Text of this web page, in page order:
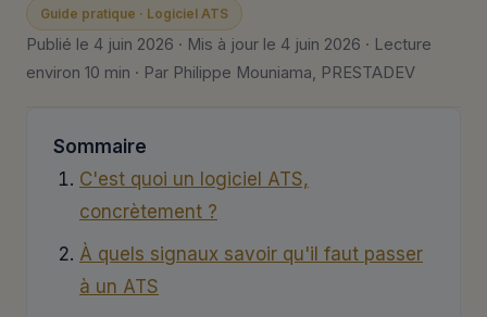
Guide pratique · Logiciel ATS
Publié le 4 juin 2026 · Mis à jour le 4 juin 2026 · Lecture
environ 10 min · Par Philippe Mouniama, PRESTADEV
Sommaire
C'est quoi un logiciel ATS,
concrètement ?
À quels signaux savoir qu'il faut passer
à un ATS